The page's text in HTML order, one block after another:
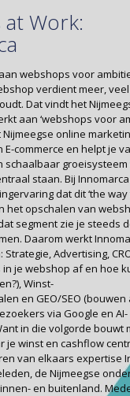
Work:
webshops voor
verdient meer,
Dat vindt het
aan ‘webshops voor
Nijmeegse online
E-commerce en helpt je
schaalbaar
staan. Bij
dat dit ‘the way
het opschalen van
segment zie je steeds
Daarom werkt
Advertising,
je webshop af en hoe
Winst­
en GEO/SEO (bouwen
via Google en AI-
in die volgorde bouwt
je winst en cashflow
van elkaars expertise
de Nijmeegse
en buitenland.